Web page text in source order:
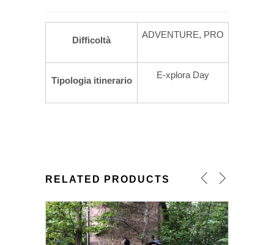
Difficoltà
ADVENTURE, PRO
Tipologia itinerario
E-xplora Day
RELATED PRODUCTS